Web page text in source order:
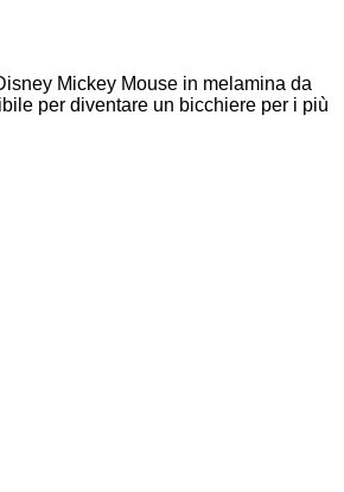
Mickey Mouse in melamina da
per diventare un bicchiere per i più